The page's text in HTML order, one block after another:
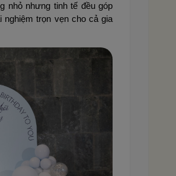
nhỏ nhưng tinh tế đều góp
nghiệm trọn vẹn cho cả gia